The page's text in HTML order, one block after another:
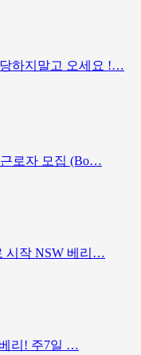
하지말고 오세요 !…
로자 모집 (Bo…
시작 NSW 베리…
리! 주7일 …